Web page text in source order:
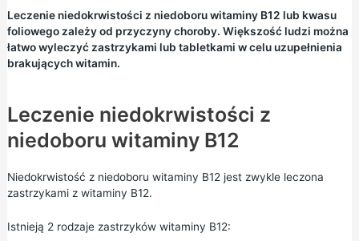
Leczenie niedokrwistości z niedoboru witaminy B12 lub kwasu
foliowego zależy od przyczyny choroby. Większość ludzi można
łatwo wyleczyć zastrzykami lub tabletkami w celu uzupełnienia
brakujących witamin.
Leczenie niedokrwistości z
niedoboru witaminy B12
Niedokrwistość z niedoboru witaminy B12 jest zwykle leczona
zastrzykami z witaminy B12.
Istnieją 2 rodzaje zastrzyków witaminy B12: